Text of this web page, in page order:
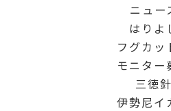
ニュー
はりよ
フグカッ
モニター
三徳針
伊勢尼イ